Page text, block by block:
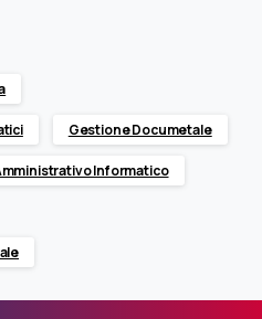
Gestione Documetale
Informatico